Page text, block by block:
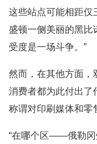
这些站点可能相距仅
盛顿一侧美丽的黑比
受度是一场斗争。”
然而，在其他方面，
消费者都为此付出了
称谓对印刷媒体和零
“在哪个区——俄勒